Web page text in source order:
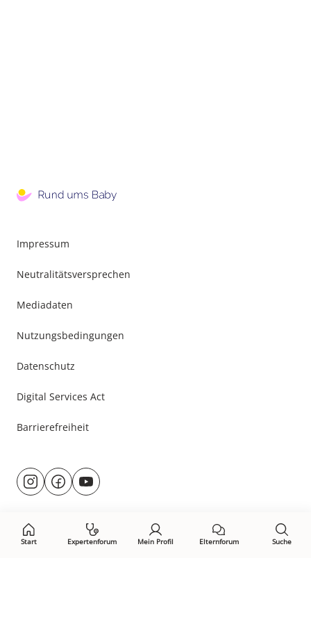
Start Expertenforum Mein Profil Elternforum Suche
Impressum
Neutralitätsversprechen
Mediadaten
Nutzungsbedingungen
Datenschutz
Digital Services Act
Barrierefreiheit
Besuche
uns@rund.ums.baby
facebook.com/rundumsbaby.de
youtube.com/@rundumsbaby_